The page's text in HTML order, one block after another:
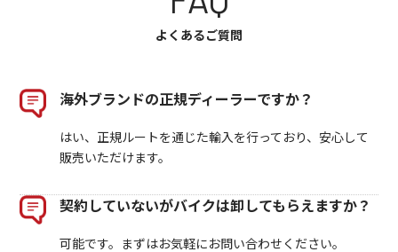
よくあるご質問
海外ブランドの正規ディーラーですか？
はい、正規ルートを通じた輸入を行っており、安心して
販売いただけます。
契約していないがバイクは卸してもらえますか？
可能です。まずはお気軽にお問い合わせください。